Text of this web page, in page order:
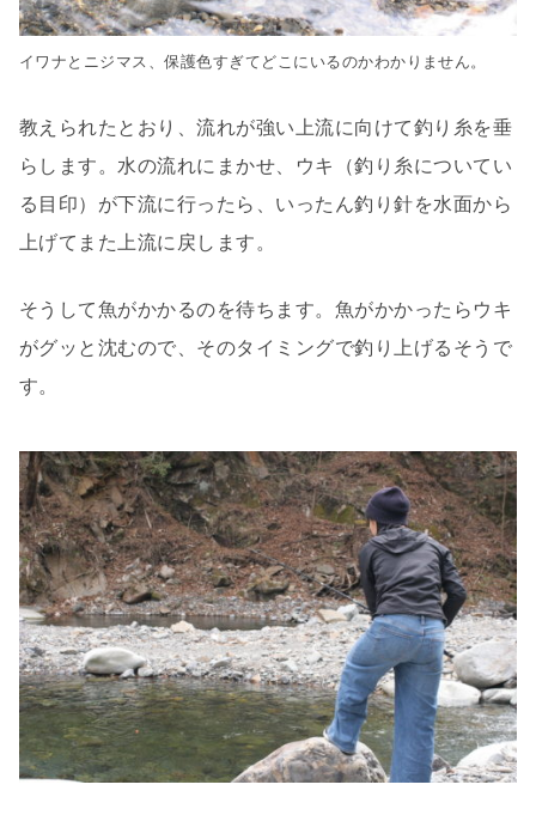
イワナとニジマス、保護色すぎてどこにいるのかわかりません。
教えられたとおり、流れが強い上流に向けて釣り糸を垂
らします。水の流れにまかせ、ウキ（釣り糸についてい
る目印）が下流に行ったら、いったん釣り針を水面から
上げてまた上流に戻します。
そうして魚がかかるのを待ちます。魚がかかったらウキ
がグッと沈むので、そのタイミングで釣り上げるそうで
す。